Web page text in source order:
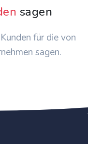
sagen
für die von
sagen.